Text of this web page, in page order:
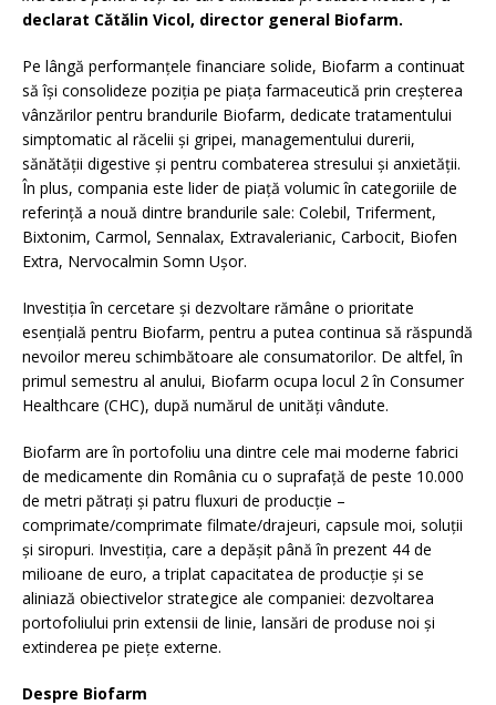
declarat Cătălin Vicol, director general Biofarm.
Pe lângă performanțele financiare solide, Biofarm a continuat
să își consolideze poziția pe piața farmaceutică prin creșterea
vânzărilor pentru brandurile Biofarm, dedicate tratamentului
simptomatic al răcelii și gripei, managementului durerii,
sănătății digestive și pentru combaterea stresului și anxietății.
În plus, compania este lider de piață volumic în categoriile de
referință a nouă dintre brandurile sale: Colebil, Triferment,
Bixtonim, Carmol, Sennalax, Extravalerianic, Carbocit, Biofen
Extra, Nervocalmin Somn Ușor.
Investiția în cercetare și dezvoltare rămâne o prioritate
esențială pentru Biofarm, pentru a putea continua să răspundă
nevoilor mereu schimbătoare ale consumatorilor. De altfel, în
primul semestru al anului, Biofarm ocupa locul 2 în Consumer
Healthcare (CHC), după numărul de unități vândute.
Biofarm are în portofoliu una dintre cele mai moderne fabrici
de medicamente din România cu o suprafață de peste 10.000
de metri pătrați și patru fluxuri de producție –
comprimate/comprimate filmate/drajeuri, capsule moi, soluții
și siropuri. Investiția, care a depășit până în prezent 44 de
milioane de euro, a triplat capacitatea de producție și se
aliniază obiectivelor strategice ale companiei: dezvoltarea
portofoliului prin extensii de linie, lansări de produse noi și
extinderea pe piețe externe.
Despre Biofarm